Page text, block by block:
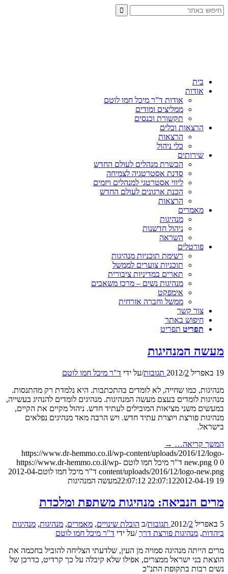
בית
אודות
אודות ד”ר מיכל חמו לוטם
ממליצים ומודים
תקשורת וכנסים
הרצאות וכלים
הרצאות
כלי ניהול
שירותים
הכשרת מנהלים לעולם החדש
סדנת אסטרטגיה לצמיחה
ליווי אסטרטגי למנהלים ויזמים
הכנת ארגונים לעולם החדש
הרצאות
מאמרים
מנהיגות
ניהול חדשנות
השראה
פורטלים
רשימת תוכניות מנהיגות
תוכניות צוערים לממשל
תארים במדיניות ציבורית
מנהיגות נשים – מרכז משאבים
אימפקט
ממשל וחברה אזרחית
צור קשר
חיפוש באתר
תפריט תפריט
מעשה המנהיגות
19 באפריל 2012 /2 תגובות /על ידי ד"ר מיכל חמו לוטם
מנהיגות, כמו שחייה, לא לומדים בהתכתבות. היא נלמדת רק מהתנסות.
מנהיגות לומדים בעצם מעשה המנהיגות. מנהיגים לומדים להנהיג בעשייה,
במעשים משני מציאות המובילים לעתיד חדש. ניהול מקיים את הקיים,
מנהיגות פורצת ויוצרת עתיד חדש. ויש הרבה מאד מנהיגים נפלאים
בישראל.
המשך קריאה… →
https://www.dr-hemmo.co.il/wp-content/uploads/2016/12/logo-
new.png 0 0 ד"ר מיכל חמו לוטם https://www.dr-hemmo.co.il/wp-
content/uploads/2016/12/logo-new.png ד"ר מיכל חמו לוטם2012-04-
19 22:07:12
2012-04-19 22:07:12 מעשה המנהיגות
מרים הנביאה: מנהיגות משתפת ומלכדת
5 באפריל 2012 /2 תגובות /ב הובלת שינויים, מאמרים, מנהיגות, מנהיגות
ביהדות, מנהיגות פורצת דרך /על ידי ד"ר מיכל חמו לוטם
מרים הייתה מנהיגה סמויה מן העין, שלדעתי הצליחה להוביל בחכמה את
הוצאת בני ישראל ממצרים, אפילו שלא קיבלה על כך קרדיט, כדרכן של
נשים רבות בתקופת התנ”כ